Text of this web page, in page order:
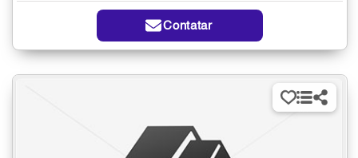
Contatar